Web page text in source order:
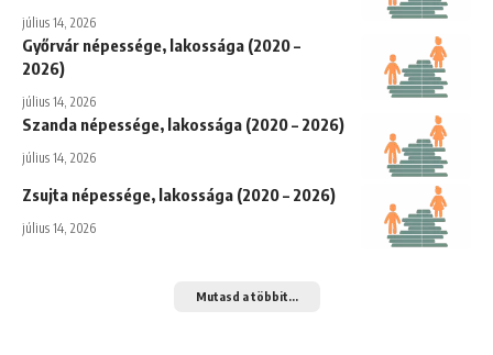
július 14, 2026
Győrvár népessége, lakossága (2020 –
2026)
július 14, 2026
Szanda népessége, lakossága (2020 – 2026)
július 14, 2026
Zsujta népessége, lakossága (2020 – 2026)
július 14, 2026
Mutasd a többit...